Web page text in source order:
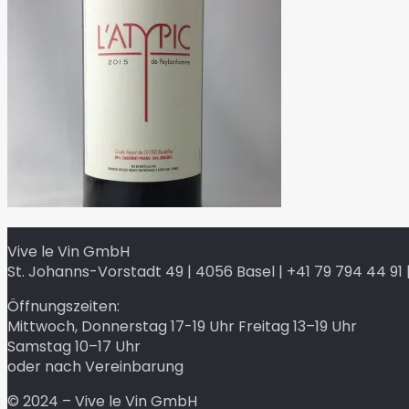
Vive le Vin GmbH
St. Johanns-Vorstadt 49 | 4056 Basel | +41 79 794 44
Öffnungszeiten:
Mittwoch, Donnerstag 17-19 Uhr Freitag 13–19 Uhr
Samstag 10–17 Uhr
oder nach Vereinbarung
© 2024 – Vive le Vin GmbH